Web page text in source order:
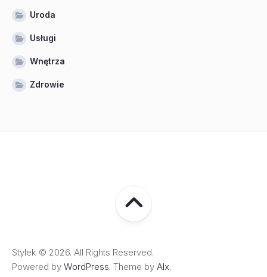
Uroda
Usługi
Wnętrza
Zdrowie
Stylek © 2026. All Rights Reserved.
Powered by WordPress. Theme by Alx.